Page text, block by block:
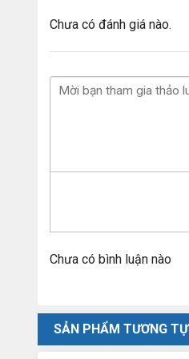
Chưa có đánh giá nào.
Chưa có bình luận nào
SẢN PHẨM TƯƠNG TỰ